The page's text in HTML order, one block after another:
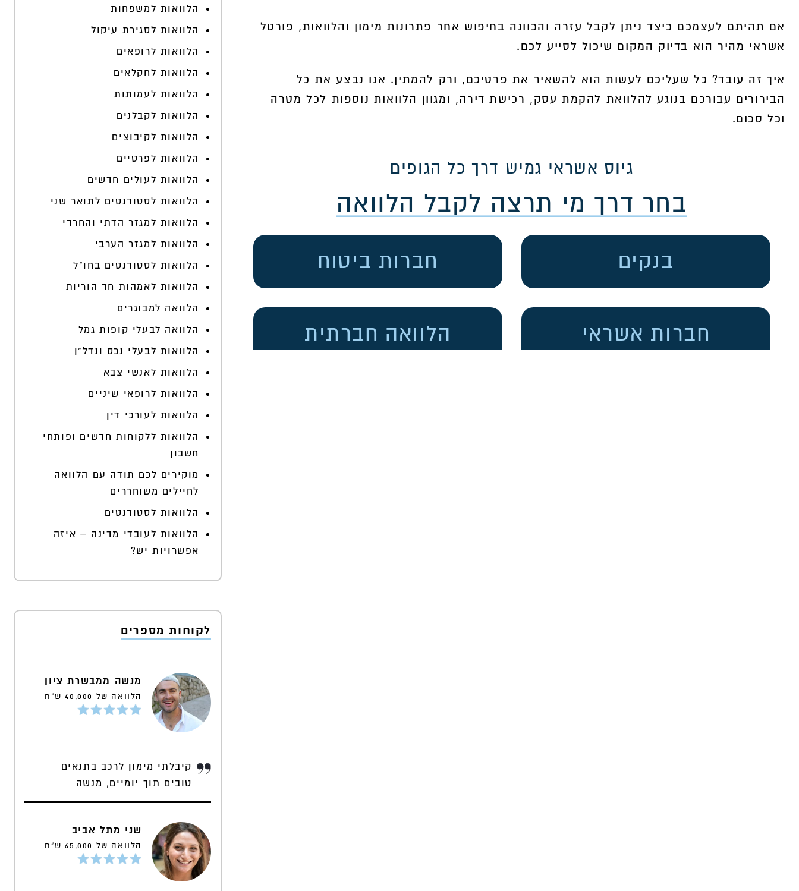
אם תהיתם לעצמכם כיצד ניתן לקבל עזרה והכוונה בחיפוש אחר פתרונות מימון והלוואות, פורטל
אשראי מהיר הוא בדיוק המקום שיכול לסייע לכם.
איך זה עובד? כל שעליכם לעשות הוא להשאיר את פרטיכם, ורק להמתין. אנו נבצע את כל
הבירורים עבורכם בנוגע להלוואת להקמת עסק, רכישת דירה, ומגוון הלוואות נוספות לכל מטרה
וכל סכום.
גיוס אשראי גמיש דרך כל הגופים
בחר דרך מי תרצה לקבל הלוואה
בנקים חברות ביטוח
חברות אשראי הלוואה חברתית
הלוואות למשפחות
הלוואות לסגירת עיקול
הלוואות לרופאים
הלוואות לחקלאים
הלוואות לעמותות
הלוואות לקבלנים
הלוואות לקיבוצים
הלוואות לפרטיים
הלוואות לעולים חדשים
הלוואות לסטודנטים לתואר שני
הלוואות למגזר הדתי והחרדי
הלוואות למגזר הערבי
הלוואות לסטודנטים בחו"ל
הלוואות לאמהות חד הוריות
הלוואה למבוגרים
הלוואה לבעלי קופות גמל
הלוואות לבעלי נכס ונדל"ן
הלוואות לאנשי צבא
הלוואות לרופאי שיניים
הלוואות לעורכי דין
הלוואות ללקוחות חדשים ופותחי
חשבון
מוקירים לכם תודה עם הלוואה
לחיילים משוחררים
הלוואות לסטודנטים
הלוואות לעובדי מדינה – איזה
אפשרויות יש?
לקוחות מספרים
מנשה ממבשרת ציון
הלוואה של 40,000 ש"ח
קיבלתי מימון לרכב בתנאים
טובים תוך יומיים, מנשה
שני מתל אביב
הלוואה של 65,000 ש"ח